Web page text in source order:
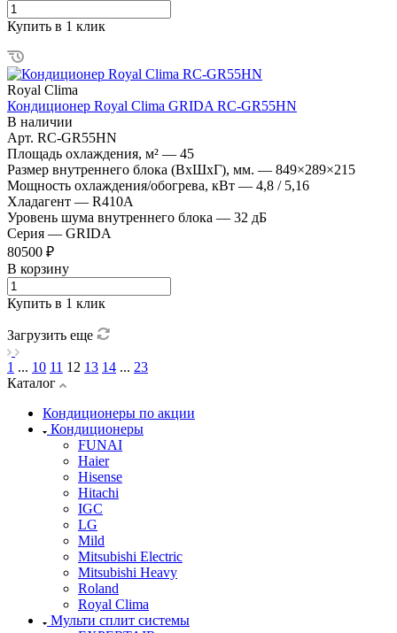
Купить в 1 клик
Royal Clima
Кондиционер Royal Clima GRIDA RC-GR55HN
В наличии
Арт. RC-GR55HN
Площадь охлаждения, м² — 45
Размер внутреннего блока (ВхШхГ), мм. — 849×289×215
Мощность охлаждения/обогрева, кВт — 4,8 / 5,16
Хладагент — R410A
Уровень шума внутреннего блока — 32 дБ
Серия — GRIDA
80500 ₽
В корзину
Купить в 1 клик
Загрузить еще
1 ... 10 11 12 13 14 ... 23
Каталог
Кондиционеры по акции
Кондиционеры
FUNAI
Haier
Hisense
Hitachi
IGC
LG
Mild
Mitsubishi Electric
Mitsubishi Heavy
Roland
Royal Clima
Мульти сплит системы